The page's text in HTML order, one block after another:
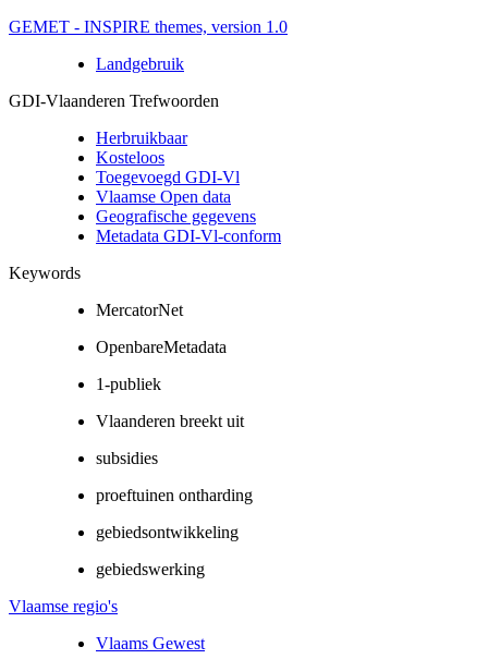
GEMET - INSPIRE themes, version 1.0
Landgebruik
GDI-Vlaanderen Trefwoorden
Herbruikbaar
Kosteloos
Toegevoegd GDI-Vl
Vlaamse Open data
Geografische gegevens
Metadata GDI-Vl-conform
Keywords
MercatorNet
OpenbareMetadata
1-publiek
Vlaanderen breekt uit
subsidies
proeftuinen ontharding
gebiedsontwikkeling
gebiedswerking
Vlaamse regio's
Vlaams Gewest